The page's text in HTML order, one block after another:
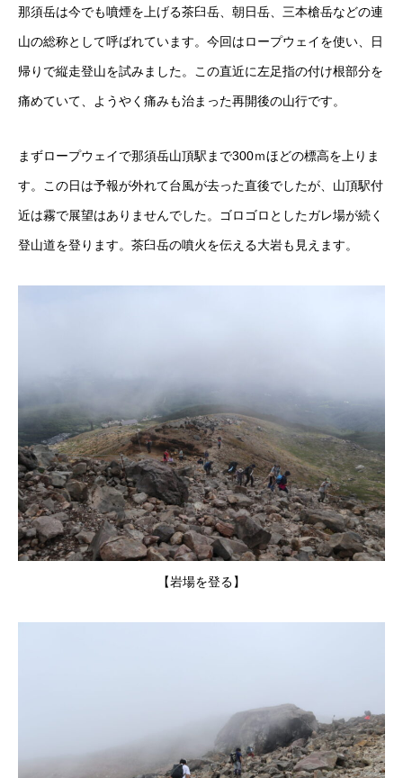
那須岳は今でも噴煙を上げる茶臼岳、朝日岳、三本槍岳などの連
山の総称として呼ばれています。今回はロープウェイを使い、日
帰りで縦走登山を試みました。この直近に左足指の付け根部分を
痛めていて、ようやく痛みも治まった再開後の山行です。
まずロープウェイで那須岳山頂駅まで300ｍほどの標高を上りま
す。この日は予報が外れて台風が去った直後でしたが、山頂駅付
近は霧で展望はありませんでした。ゴロゴロとしたガレ場が続く
登山道を登ります。茶臼岳の噴火を伝える大岩も見えます。
【岩場を登る】